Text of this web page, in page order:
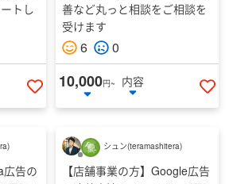
トし
いいねする
善など丸っと相談をご相談を
受けます
6 0
10,000円~
内容
い
)
広告の
シュン(teramashitera)
【店舗事業の方】Google広告